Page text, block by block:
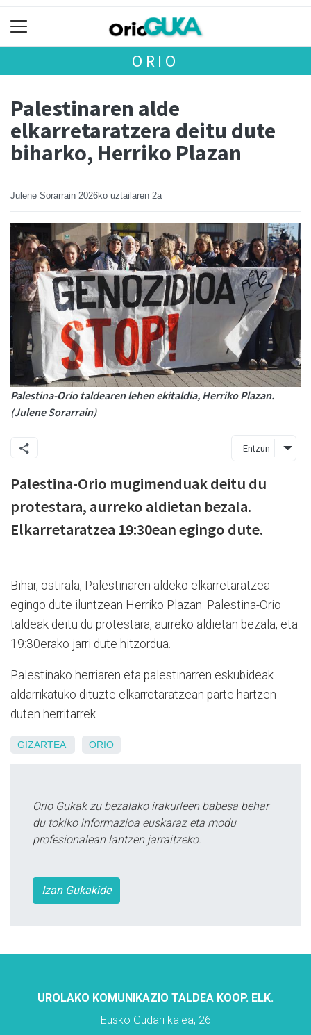
ORIO
Palestinaren alde
elkarretaratzera deitu dute
biharko, Herriko Plazan
Julene Sorarrain 2026ko uztailaren 2a
Palestina-Orio taldearen lehen ekitaldia, Herriko Plazan.
(Julene Sorarrain)
Entzun
Palestina-Orio mugimenduak deitu du
protestara, aurreko aldietan bezala.
Elkarretaratzea 19:30ean egingo dute.
Bihar, ostirala, Palestinaren aldeko elkarretaratzea
egingo dute iluntzean Herriko Plazan. Palestina-Orio
taldeak deitu du protestara, aurreko aldietan bezala, eta
19:30erako jarri dute hitzordua.
Palestinako herriaren eta palestinarren eskubideak
aldarrikatuko dituzte elkarretaratzean parte hartzen
duten herritarrek.
GIZARTEA ORIO
Orio Gukak zu bezalako irakurleen babesa behar
du tokiko informazioa euskaraz eta modu
profesionalean lantzen jarraitzeko.
Izan Gukakide
UROLAKO KOMUNIKAZIO TALDEA KOOP. ELK.
Eusko Gudari kalea, 26